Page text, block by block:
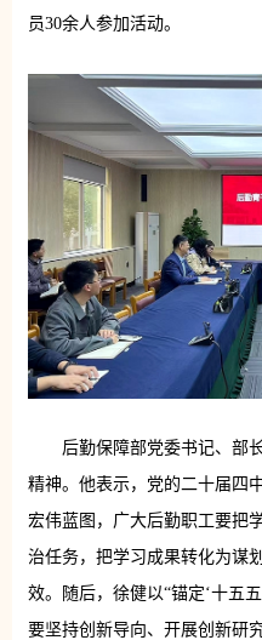
员30余人参加活动。
后勤保障部党委书记、部
精神。他表示，党的二十届四
宏伟蓝图，广大后勤职工要把
治任务，把学习成果转化为谋
效。随后，徐健以“锚定‘十五
要坚持创新导向、开展创新研